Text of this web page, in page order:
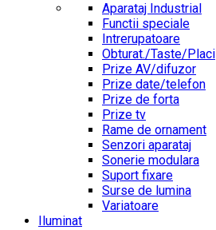
Aparataj Industrial
Functii speciale
Intrerupatoare
Obturat./Taste/Placi
Prize AV/difuzor
Prize date/telefon
Prize de forta
Prize tv
Rame de ornament
Senzori aparataj
Sonerie modulara
Suport fixare
Surse de lumina
Variatoare
Iluminat